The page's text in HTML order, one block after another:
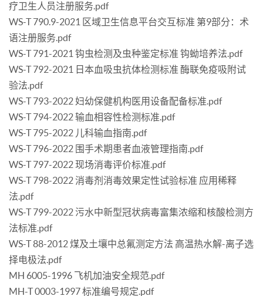
疗卫生人员注册服务.pdf
WS-T 790.9-2021 区域卫生信息平台交互标准 第9部分：术
语注册服务.pdf
WS-T 791-2021 钩虫检测及虫种鉴定标准 钩蚴培养法.pdf
WS-T 792-2021 日本血吸虫抗体检测标准 酶联免疫吸附试
验法.pdf
WS-T 793-2022 妇幼保健机构医用设备配备标准.pdf
WS-T 794-2022 输血相容性检测标准.pdf
WS-T 795-2022 儿科输血指南.pdf
WS-T 796-2022 围手术期患者血液管理指南.pdf
WS-T 797-2022 现场消毒评价标准.pdf
WS-T 798-2022 消毒剂消毒效果定性试验标准 应用稀释
法.pdf
WS-T 799-2022 污水中新型冠状病毒富集浓缩和核酸检测方
法标准.pdf
WS-T 88-2012 煤及土壤中总氟测定方法 高温热水解-离子选
择电极法.pdf
MH 6005-1996 飞机加油安全规范.pdf
MH-T 0003-1997 标准编号规定.pdf